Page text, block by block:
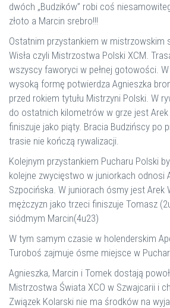
dwóch „Budzików” robi coś
złoto a Marcin srebro!!!
Ostatnim przystankiem w mistrzowskim
Wisła czyli Mistrzostwa Polski XCM.
wszyscy faworyci w pełnej gotowości.
wysoką formę potwierdza Agnieszka
przed rokiem tytułu Mistrzyni Polski. W
do ostatnich kilometrów w grze jest
finiszuje jako piąty. Bracia Budzińscy po
trasie nie kończą rywalizacji.
Kolejnym przystankiem Pucharu Polski
kolejne zwycięstwo w juniorkach odnosi
Szpocińska. W juniorach ósmy jest Arek
mężczyzn jako trzeci finiszuje Tomasz
siódmym Marcin(4u23)
W tym samym czasie w holenderskim
Turoboś zajmuje ósme miejsce w
Agnieszka, Marcin i Tomek dostają
Mistrzostwa Świata XCO w Szwajcarii i
Związek Kolarski nie ma środków na